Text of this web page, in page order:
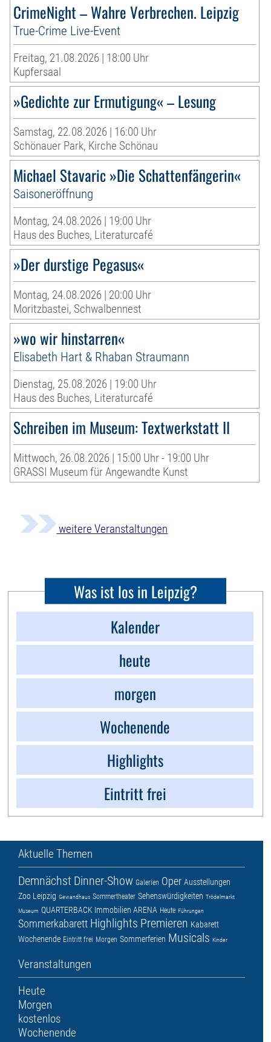
CrimeNight – Wahre Verbrechen. Leipzig
True-Crime Live-Event
Freitag, 21.08.2026 | 18:00 Uhr
Kupfersaal
»Gedichte zur Ermutigung« – Lesung
Samstag, 22.08.2026 | 16:00 Uhr
Schönauer Park, Kirche Schönau
Michael Stavaric »Die Schattenfängerin«
Saisoneröffnung
Montag, 24.08.2026 | 19:00 Uhr
Haus des Buches, Literaturcafé
»Der durstige Pegasus«
Montag, 24.08.2026 | 20:00 Uhr
Moritzbastei, Schwalbennest
»wo wir hinstarren«
Elisabeth Hart & Rhaban Straumann
Dienstag, 25.08.2026 | 19:00 Uhr
Haus des Buches, Literaturcafé
Schreiben im Museum: Textwerkstatt II
Mittwoch, 26.08.2026 | 15:00 Uhr - 19:00 Uhr
GRASSI Museum für Angewandte Kunst
weitere Veranstaltungen
Was ist los in Leipzig?
Kalender
heute
morgen
Wochenende
Highlights
Eintritt frei
Aktuelle Themen
Demnächst Dinner-Show Galerien Oper Ausstellungen
Zoo Leipzig Gewandhaus Sommertheater Sehenswürdigkeiten Trödelmarkt
Museum QUARTERBACK Immobilien ARENA Heute Führungen
Sommerkabarett Highlights Premieren Kabarett
Wochenende Eintritt frei Morgen Sommerferien Musicals Kinder
Veranstaltungen
Heute
Morgen
kostenlos
Wochenende